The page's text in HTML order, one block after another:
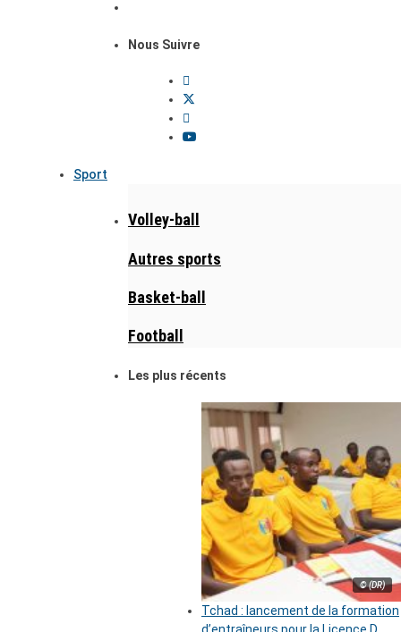
Nous Suivre
Sport
Volley-ball
Autres sports
Basket-ball
Football
Les plus récents
© (DR)
Tchad : lancement de la formation